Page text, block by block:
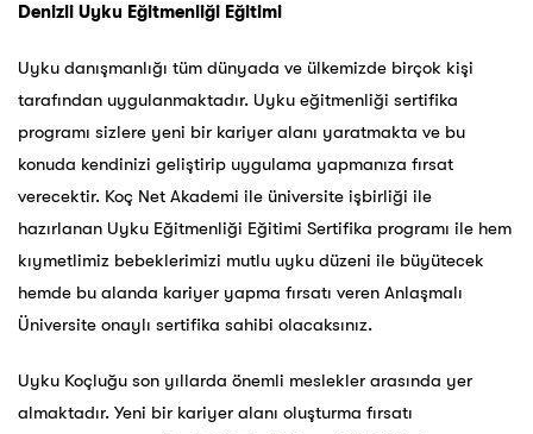
Denizli Uyku Eğitmenliği Eğitimi
Uyku danışmanlığı tüm dünyada ve ülkemizde birçok kişi
tarafından uygulanmaktadır. Uyku eğitmenliği sertifika
programı sizlere yeni bir kariyer alanı yaratmakta ve bu
konuda kendinizi geliştirip uygulama yapmanıza fırsat
verecektir. Koç Net Akademi ile üniversite işbirliği ile
hazırlanan Uyku Eğitmenliği Eğitimi Sertifika programı ile hem
kıymetlimiz bebeklerimizi mutlu uyku düzeni ile büyütecek
hemde bu alanda kariyer yapma fırsatı veren Anlaşmalı
Üniversite onaylı sertifika sahibi olacaksınız.
Uyku Koçluğu son yıllarda önemli meslekler arasında yer
almaktadır. Yeni bir kariyer alanı oluşturma fırsatı